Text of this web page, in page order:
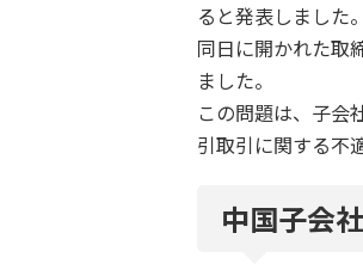
ると発表しました。
同日に開かれた取
ました。
この問題は、子会
引取引に関する不
中国子会